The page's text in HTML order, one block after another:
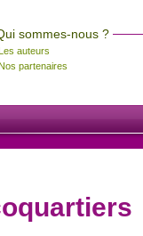
sommes-nous ?
auteurs
partenaires